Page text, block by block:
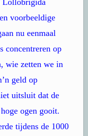
voorbeeldige
nu eenmaal
concentreren op
wie zetten we in
geld op
uitsluit dat de
ogen gooit.
tijdens de 1000